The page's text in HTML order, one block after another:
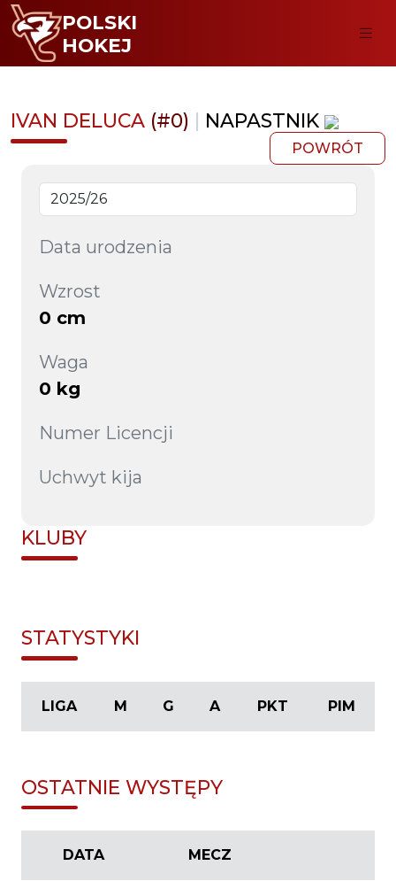
POLSKI
HOKEJ
IVAN DELUCA (#0) | NAPASTNIK
POWRÓT
Data urodzenia
Wzrost
0 cm
Waga
0 kg
Numer Licencji
Uchwyt kija
KLUBY
STATYSTYKI
LIGA M G A PKT PIM
OSTATNIE WYSTĘPY
DATA MECZ